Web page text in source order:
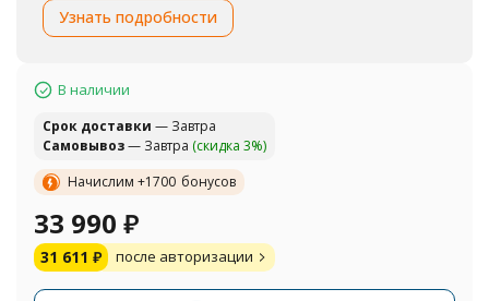
Узнать подробности
В наличии
Cрок доставки — Завтра
Самовывоз— Завтра (скидка 3%)
Начислим +1700 бонусов
33 990 ₽
31 611 ₽ после авторизации